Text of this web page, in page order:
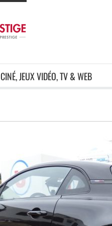
CINÉ, JEUX VIDÉO, TV & WEB